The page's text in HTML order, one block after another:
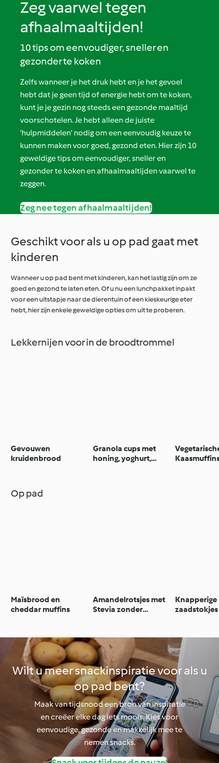
Zeg vaarwel tegen
afhaalmaaltijden!
10 tips om eenvoudiger, sneller en
gezonder te koken
Zelfs wanneer je het druk hebt en je het gevoel
hebt dat je geen tijd of energie hebt om te koken,
kunt je je gezin nog steeds een gezonde maaltijd
voorschotelen. Je hebt alleen de juiste
‘hulpmiddelen’ nodig om een eenvoudig keuze te
kunnen maken voor goed, gezond eten. Hier zijn 10
geweldige tips om eenvoudiger, sneller en
gezonder te koken en afhaalmaaltijden vaarwel te
zeggen.
Zeg nee tegen afhaalmaaltijden!
Geschikt voor als u op pad gaat met
kinderen
Wanneer u op pad bent met kinderen, kan het lastig zijn om ze
goed en gezond te laten eten. Of u nu een lunchpakket inpakt
voor een uitstapje naar de dierentuin of een kieskeurige eter
hebt, hier zijn enkele geweldige opties om uit te proberen.
Lekkernijen voor in de broodtrommel
Gevouwen
kruidenbrood
Granola cups met
honing, yoghurt,
Op pad
Maïsbrood en
cheddar muffins
Amandelrotsjes met
Stevia zonder
Knapperige
Wilt u meer snackinspiratie voor als u
op pad bent?
Maak van tijdsnood een bron van inspiratie
en creëer elke dag iets moois. Kies voor
eenvoudige, gezonde en makkelijk mee te
nemen snacks.